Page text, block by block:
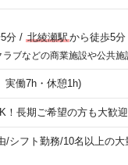
分/ 北綾瀬駅から徒歩5分
ブなどの商業施設や公共施
実働7h・休憩1h)
長期ご希望の方も大歓迎
/シフト勤務/10名以上の大